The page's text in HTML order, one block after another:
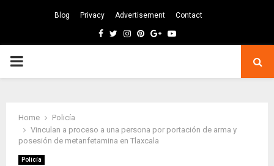
Blog Privacy Advertisement Contact
Facebook
TwitterInstagram
Pinterest
GoogleYoutube
PRIMARY
Home
Policía
Vinculan a proceso a una persona por portación de arma y
posesión de metanfetamina en Tlaxcala
Policía